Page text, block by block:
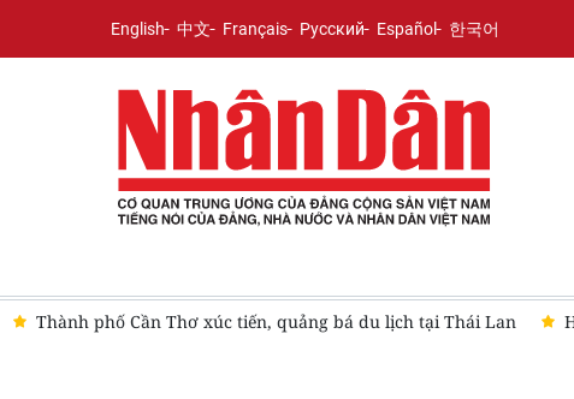
English 中文 Français Русский Español 한국어
Thành phố Cần Thơ xúc tiến, quảng bá du lịch tại Thái Lan Hội